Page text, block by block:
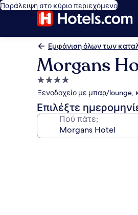
Παράλειψη στο κύριο περιεχόμενο
Εμφάνιση όλων των
Morgans
Κατάλυμα
με
4.0
αστέρια
Ξενοδοχείο με μπαρ/lounge,
Επιλέξτε
Πού πάτε;